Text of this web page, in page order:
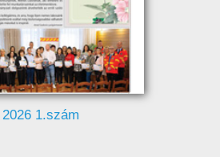
2026 1.szám